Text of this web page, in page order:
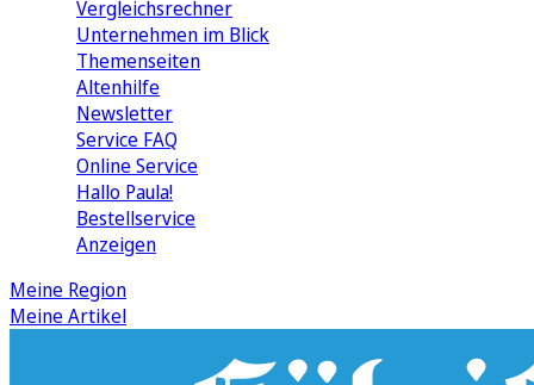
Vergleichsrechner
Unternehmen im Blick
Themenseiten
Altenhilfe
Newsletter
Service FAQ
Online Service
Hallo Paula!
Bestellservice
Anzeigen
Meine Region
Meine Artikel